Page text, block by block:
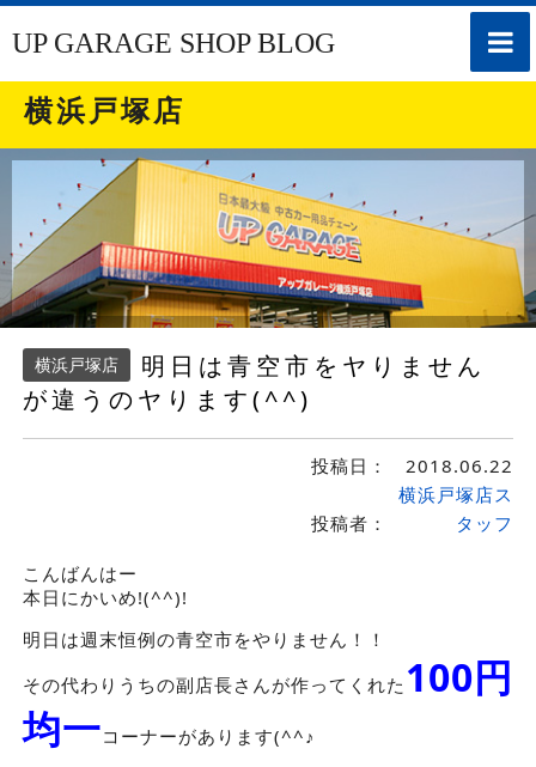
toggle
UP GARAGE SHOP BLOG
横浜戸塚店
横浜戸塚店
明日は青空市をヤりません
が違うのヤります(^^)
投稿日： 2018.06.22
投稿者：
横浜戸塚店ス
タッフ
こんばんはー
本日にかいめ!(^^)!
明日は週末恒例の青空市をやりません！！
その代わりうちの副店長さんが作ってくれた 100円
均一コーナーがあります(^^♪